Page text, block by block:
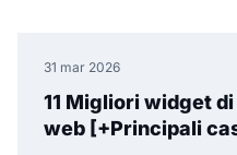
31 mar 2026
11 Migliori widget
web [+Principali